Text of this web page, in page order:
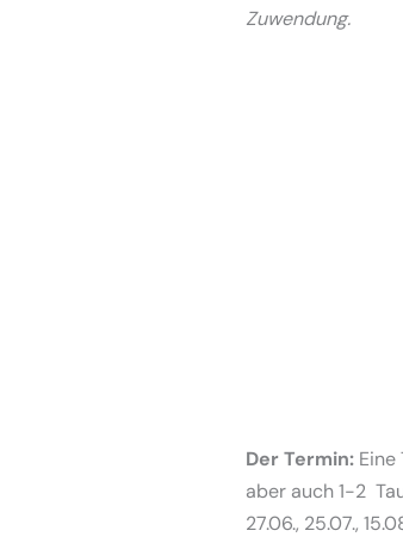
Zuwendung.
Der Termin:
aber auch 1-2
27.06., 25.07.,